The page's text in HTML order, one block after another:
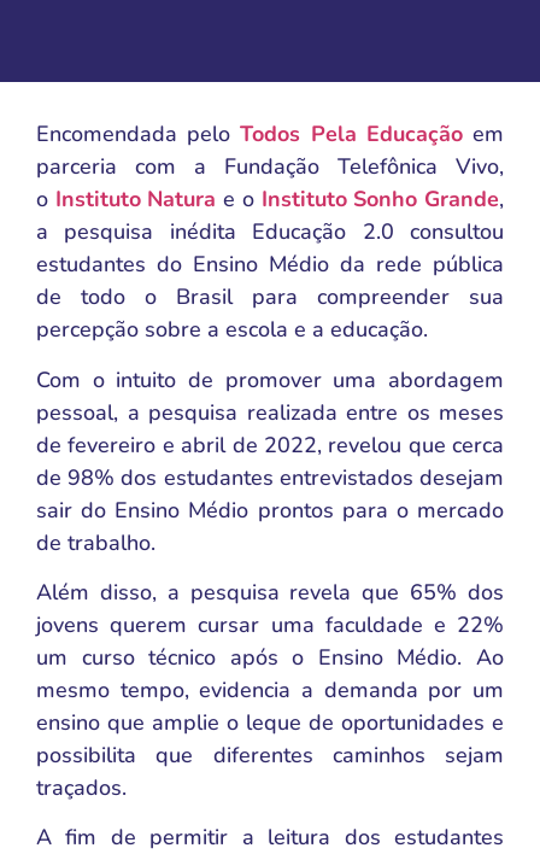
Encomendada peloTodos Pela Educaçãoem
parceria com a Fundação Telefônica Vivo,
o Instituto Natura e o Instituto Sonho Grande,
a pesquisa inédita Educação 2.0 consultou
estudantes do Ensino Médio da rede pública
de todo o Brasil para compreender sua
percepção sobre a escola e a educação.
Com o intuito de promover uma abordagem
pessoal, a pesquisa realizada entre os meses
de fevereiro e abril de 2022, revelou que cerca
de 98% dos estudantes entrevistados desejam
sair do Ensino Médio prontos para o mercado
de trabalho.
Além disso, a pesquisa revela que 65% dos
jovens querem cursar uma faculdade e 22%
um curso técnico após o Ensino Médio. Ao
mesmo tempo, evidencia a demanda por um
ensino que amplie o leque de oportunidades e
possibilita que diferentes caminhos sejam
traçados.
A fim de permitir a leitura dos estudantes